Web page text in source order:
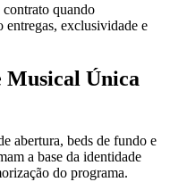
quando
entregas, exclusividade e
Musical Única
abertura, beds de fundo e
a base da identidade
do programa.